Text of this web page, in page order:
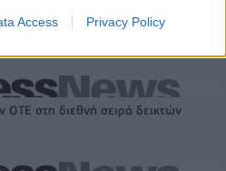
Access Privacy Policy
συνεργασίας τους μέχρι το
ΟΤΕ στη διεθνή σειρά δεικτών